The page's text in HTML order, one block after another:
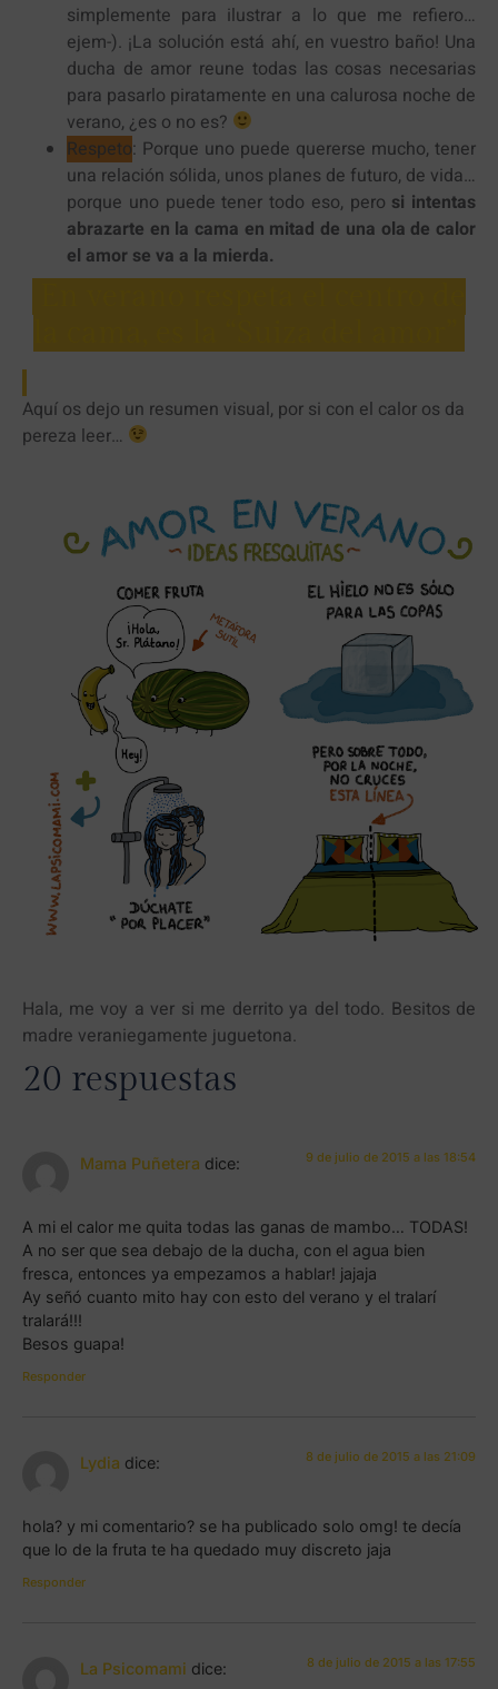
simplemente para ilustrar a lo que me refiero…
ejem-). ¡La solución está ahí, en vuestro baño! Una
ducha de amor reune todas las cosas necesarias
para pasarlo piratamente en una calurosa noche de
verano, ¿es o no es?
Respeto: Porque uno puede quererse mucho, tener
una relación sólida, unos planes de futuro, de vida…
porque uno puede tener todo eso, pero si intentas
abrazarte en la cama en mitad de una ola de calor
el amor se va a la mierda.
Aquí os dejo un resumen visual, por si con el calor os da
pereza leer…
Hala, me voy a ver si me derrito ya del todo. Besitos de
madre veraniegamente juguetona.
20 respuestas
Mama Puñetera dice: 9 de julio de 2015 a las 18:54
A mi el calor me quita todas las ganas de mambo… TODAS!
A no ser que sea debajo de la ducha, con el agua bien
fresca, entonces ya empezamos a hablar! jajaja
Ay señó cuanto mito hay con esto del verano y el tralarí
tralará!!!
Besos guapa!
Responder
Lydia dice: 8 de julio de 2015 a las 21:09
hola? y mi comentario? se ha publicado solo omg! te decía
que lo de la fruta te ha quedado muy discreto jaja
Responder
La Psicomami dice: 8 de julio de 2015 a las 17:55